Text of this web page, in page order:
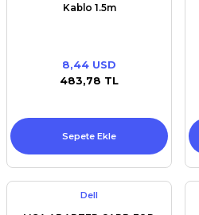
Kablo 1.5m
8,44 USD
483,78 TL
Sepete Ekle
Dell